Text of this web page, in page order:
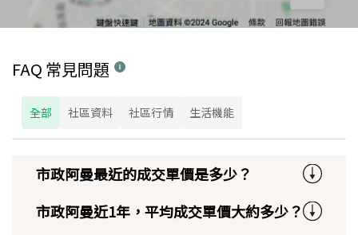
FAQ 常見問題
全部 社區資料 社區行情 生活機能
市政阿曼最近的成交單價是多少？
市政阿曼近1年，平均成交單價大約多少？